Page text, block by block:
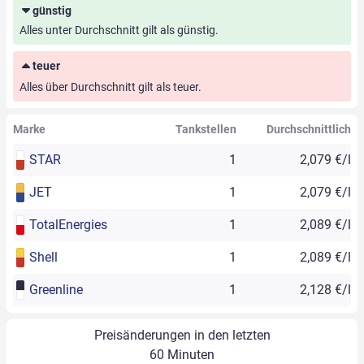
günstig
Alles unter Durchschnitt gilt als günstig.
teuer
Alles über Durchschnitt gilt als teuer.
Marke Tankstellen Durchschnittlich
STAR 1 2,079 €/l
JET 1 2,079 €/l
TotalEnergies 1 2,089 €/l
Shell 1 2,089 €/l
Greenline 1 2,128 €/l
Preisänderungen in den letzten
60 Minuten